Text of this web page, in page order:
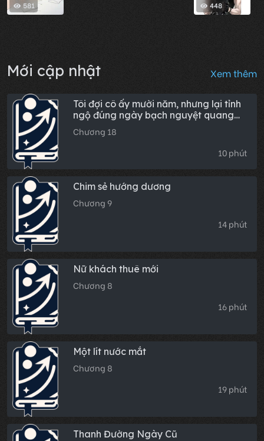
581 448
Mới cập nhật Xem thêm
Tôi đợi cô ấy mười năm, nhưng lại tỉnh
ngộ đúng ngày bạch nguyệt quang
của cô ấy trở về
Chương 18
10 phút
Chim sẻ hướng dương
Chương 9
14 phút
Nữ khách thuê mới
Chương 8
16 phút
Một lít nước mắt
Chương 8
19 phút
Thanh Đường Ngày Cũ